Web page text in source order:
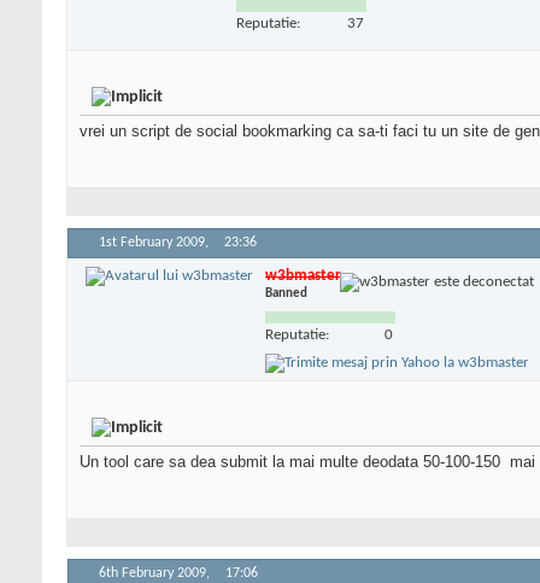
Reputatie: 37
vrei un script de social bookmarking ca sa-ti faci tu un site de
1st February 2009, 23:36
w3bmaster
Banned
Reputatie: 0
Un tool care sa dea submit la mai multe deodata 50-100-150 mai
6th February 2009, 17:06